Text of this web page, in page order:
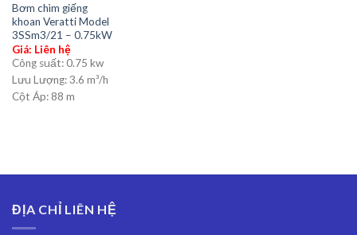
Bơm chìm giếng
khoan Veratti Model
3SSm3/21 – 0.75kW
Giá: Liên hệ
Công suất:0.75 kw
Lưu Lượng:3.6 m³/h
Cột Áp:88 m
ĐỊA CHỈ LIÊN HỆ